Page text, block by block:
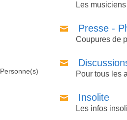
Personne(s)
Les
Presse -
Coupures de
Pour tous les
Insolite
Les infos